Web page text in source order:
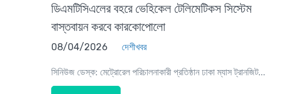
ডিএমটিসিএলের বহরে ভেহিকেল টেলিমেটিকস সিস্টেম
বাস্তবায়ন করবে কারকোপোলো
08/04/2026 দেশীখবর
সিনিউজ ডেস্ক: মেট্রোরেল পরিচালনাকারী প্রতিষ্ঠান ঢাকা ম্যাস ট্রানজিট...